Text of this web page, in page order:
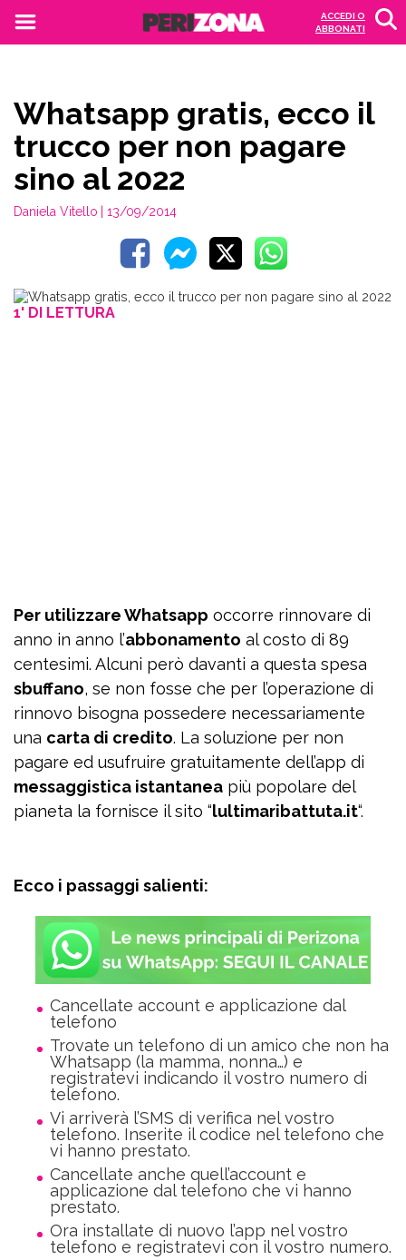
ACCEDI O
ABBONATI
Whatsapp gratis, ecco il
trucco per non pagare
sino al 2022
Daniela Vitello | 13/09/2014
1' DI LETTURA
Per utilizzare Whatsapp occorre rinnovare di
anno in anno l’abbonamento al costo di 89
centesimi. Alcuni però davanti a questa spesa
sbuffano, se non fosse che per l’operazione di
rinnovo bisogna possedere necessariamente
una carta di credito. La soluzione per non
pagare ed usufruire gratuitamente dell’app di
messaggistica istantanea più popolare del
pianeta la fornisce il sito “lultimaribattuta.it“.
Ecco i passaggi salienti:
Cancellate account e applicazione dal
telefono
Trovate un telefono di un amico che non ha
Whatsapp (la mamma, nonna…) e
registratevi indicando il vostro numero di
telefono.
Vi arriverà l’SMS di verifica nel vostro
telefono. Inserite il codice nel telefono che
vi hanno prestato.
Cancellate anche quell’account e
applicazione dal telefono che vi hanno
prestato.
Ora installate di nuovo l’app nel vostro
telefono e registratevi con il vostro numero.